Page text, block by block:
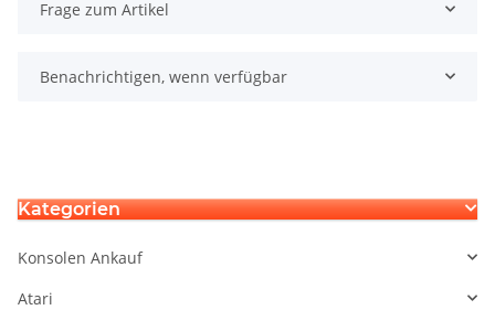
Frage zum Artikel
Benachrichtigen, wenn verfügbar
Kategorien
Konsolen Ankauf
Atari